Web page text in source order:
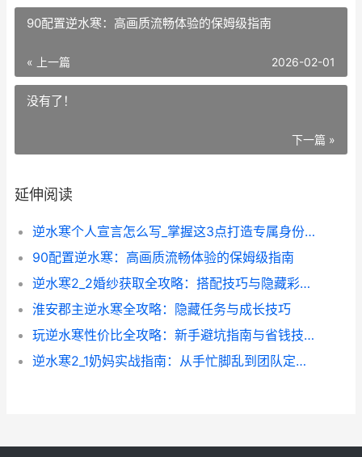
90配置逆水寒：高画质流畅体验的保姆级指南
« 上一篇 2026-02-01
没有了！
下一篇 »
延伸阅读
逆水寒个人宣言怎么写_掌握这3点打造专属身份标识
90配置逆水寒：高画质流畅体验的保姆级指南
逆水寒2_2婚纱获取全攻略：搭配技巧与隐藏彩蛋揭秘
淮安郡主逆水寒全攻略：隐藏任务与成长技巧
玩逆水寒性价比全攻略：新手避坑指南与省钱技巧
逆水寒2_1奶妈实战指南：从手忙脚乱到团队定心丸